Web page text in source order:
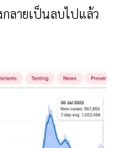
ลายเป็นลบไปแล้ว